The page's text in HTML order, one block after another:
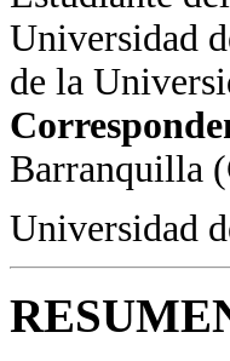
Universidad
de la
Barranquilla
Universidad